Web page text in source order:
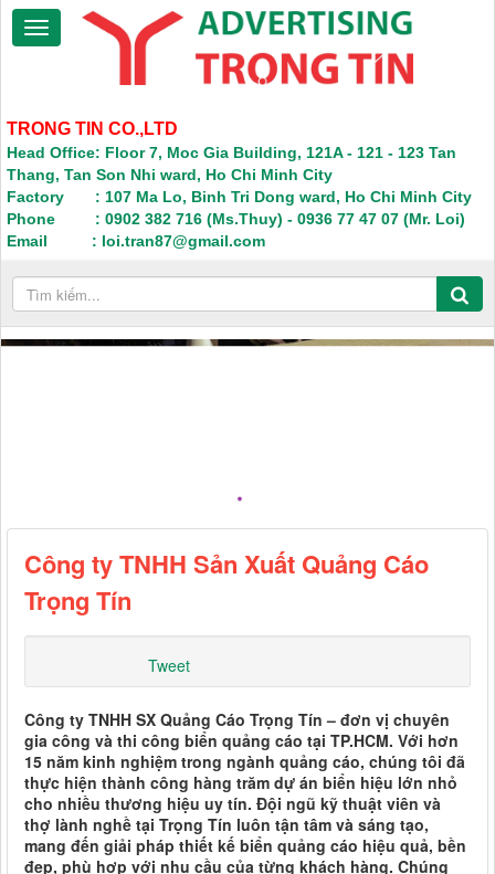
TRONG TIN CO.,LTD
Head Office: Floor 7, Moc Gia Building, 121A - 121 - 123 Tan
Thang, Tan Son Nhi ward, Ho Chi Minh City
Factory : 107 Ma Lo, Binh Tri Dong ward, Ho Chi Minh City
Phone : 0902 382 716 (Ms.Thuy) - 0936 77 47 07 (Mr. Loi)
Email : loi.tran87@gmail.com
Công ty TNHH Sản Xuất Quảng Cáo
Trọng Tín
Tweet
Công ty TNHH SX Quảng Cáo Trọng Tín – đơn vị chuyên
gia công và thi công biển quảng cáo tại TP.HCM. Với hơn
15 năm kinh nghiệm trong ngành quảng cáo, chúng tôi đã
thực hiện thành công hàng trăm dự án biển hiệu lớn nhỏ
cho nhiều thương hiệu uy tín. Đội ngũ kỹ thuật viên và
thợ lành nghề tại Trọng Tín luôn tận tâm và sáng tạo,
mang đến giải pháp thiết kế biển quảng cáo hiệu quả, bền
đẹp, phù hợp với nhu cầu của từng khách hàng. Chúng